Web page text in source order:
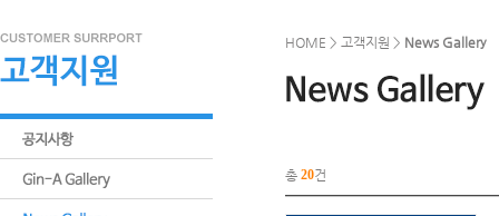
HOME > 고객지원 > News Gallery
총 20건